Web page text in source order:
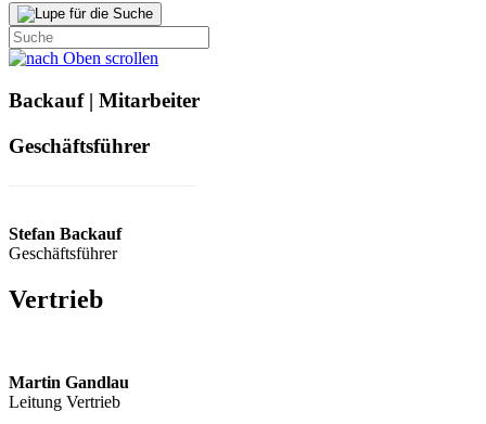
Backauf | Mitarbeiter
Geschäftsführer
Stefan Backauf
Geschäftsführer
Vertrieb
Martin Gandlau
Leitung Vertrieb